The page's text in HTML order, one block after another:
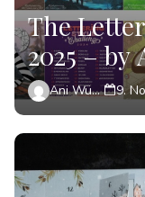
The
2025 –
Ani Wünsch 9.